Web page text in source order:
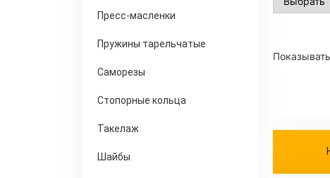
Пресс-масленки
Пружины тарельчатые
Саморезы
Стопорные кольца
Такелаж
Шайбы